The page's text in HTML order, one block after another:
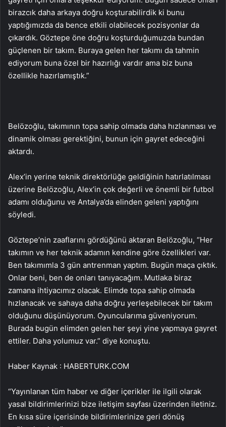
birazcık daha arkaya doğru koşturabilirdik ki bunu
yaptığımızda da bence etkili olabilecek pozisyonlar da
çıkardık. Göztepe öne doğru koşturduğumuzda bundan
güçlenen bir takım. Buraya gelen her takımı da tahmin
ediyorum buna özel bir hazırlığı vardır ama biz buna
özellikle hazırlamıştık.”
Belözoğlu, takımının topa sahip olmada daha hızlanması ve
dinamik olması gerektiğini, bunun için gayret edeceğini
aktardı.
Alex’in yerine teknik direktörlüğe geldiğinin hatırlatılması
üzerine Belözoğlu, Alex’in çok değerli ve önemli bir futbol
adamı olduğunu ve Antalya’da elinden geleni yaptığını
söyledi.
Göztepe’nin zaaflarını gördüğünü aktaran Belözoğlu, “Her
takımın ve her teknik adamın kendine göre özellikleri var.
Ben takımımla 3 gün antrenman yaptım. Bugün maça çıktık.
Onlar beni, ben de onları tanıyacağım. Mutlaka biraz
zamana ihtiyacımız olacak. Elimde topa sahip olmada
hızlanacak ve sahaya daha doğru yerleşebilecek bir takım
olduğunu düşünüyorum. Oyuncularıma güveniyorum.
Burada bugün elimden gelen her şeyi yine yapmaya gayret
ettiler. Daha yolumuz var.” diye konuştu.
Haber Kaynak : HABERTURK.COM
“Yayınlanan tüm haber ve diğer içerikler ile ilgili olarak
yasal bildirimlerinizi bize iletişim sayfası üzerinden iletiniz.
En kısa süre içerisinde bildirimlerinize geri dönüş